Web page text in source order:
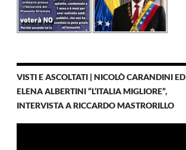
VISTI E ASCOLTATI | NICOLÒ CARANDINI ED
ELENA ALBERTINI “L’ITALIA MIGLIORE”,
INTERVISTA A RICCARDO MASTRORILLO